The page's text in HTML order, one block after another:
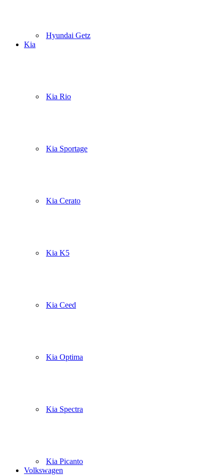
Hyundai Getz
Kia
Kia Rio
Kia Sportage
Kia Cerato
Kia K5
Kia Ceed
Kia Optima
Kia Spectra
Kia Picanto
Volkswagen